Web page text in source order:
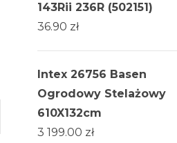
143Rii 236R (502151)
36.90 zł
Intex 26756 Basen
Ogrodowy Stelażowy
610X132cm
3 199.00 zł